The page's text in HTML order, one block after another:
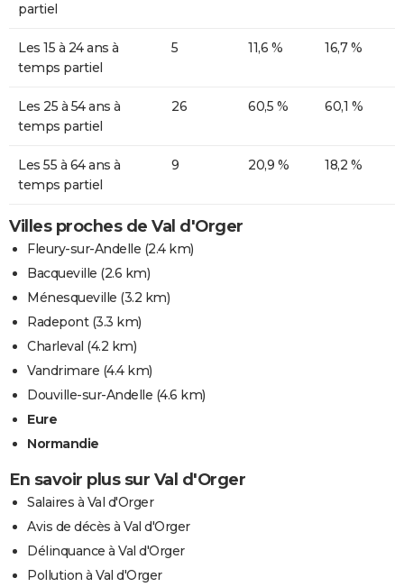
partiel
Les 15 à 24 ans à
temps partiel
5 11,6 % 16,7 %
Les 25 à 54 ans à
temps partiel
26 60,5 % 60,1 %
Les 55 à 64 ans à
temps partiel
9 20,9 % 18,2 %
Villes proches de Val d'Orger
Fleury-sur-Andelle (2.4 km)
Bacqueville (2.6 km)
Ménesqueville (3.2 km)
Radepont(3.3 km)
Charleval (4.2 km)
Vandrimare (4.4 km)
Douville-sur-Andelle (4.6 km)
Eure
Normandie
En savoir plus sur Val d'Orger
Salaires à Val d'Orger
Avis de décès à Val d'Orger
Délinquance à Val d'Orger
Pollution à Val d'Orger